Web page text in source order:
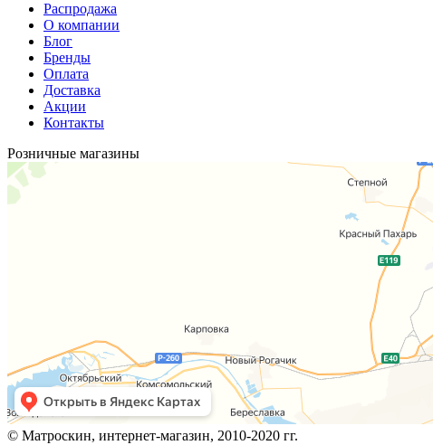
Распродажа
О компании
Блог
Бренды
Оплата
Доставка
Акции
Контакты
Розничные магазины
© Матроскин, интернет-магазин, 2010-2020 гг.